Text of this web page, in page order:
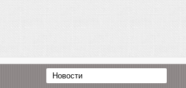
Новости